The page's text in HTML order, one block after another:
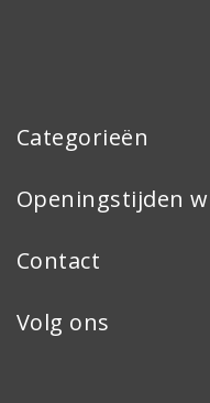
Categorieën
Openingstijden
Contact
Volg ons